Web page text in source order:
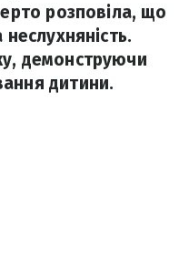
розповіла, що
демонструючи
дитини.